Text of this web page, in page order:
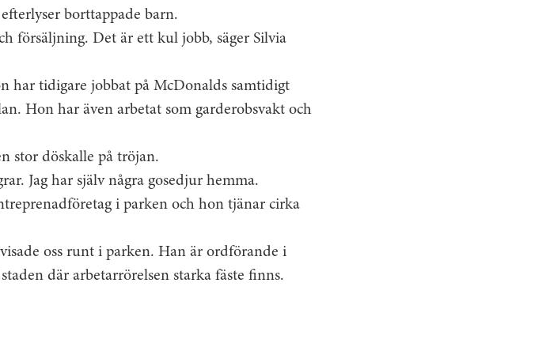
borttappade barn.
försäljning. Det är ett kul jobb, säger Silvia
har tidigare jobbat på McDonalds samtidigt
Hon har även arbetat som garderobsvakt och
stor döskalle på tröjan.
Jag har själv några gosedjur hemma.
i parken och hon tjänar cirka
oss runt i parken. Han är ordförande i
där arbetarrörelsen starka fäste finns.